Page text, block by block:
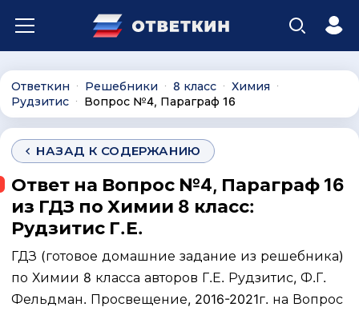
Ответкин ∙ Решебники ∙ 8 класс ∙ Химия ∙
Рудзитис ∙ Вопрос №4, Параграф 16
НАЗАД К СОДЕРЖАНИЮ
Ответ на Вопрос №4, Параграф 16
из ГДЗ по Химии 8 класс:
Рудзитис Г.Е.
ГДЗ (готовое домашние задание из решебника)
по Химии 8 класса авторов Г.Е. Рудзитис, Ф.Г.
Фельдман. Просвещение, 2016-2021г. на Вопрос